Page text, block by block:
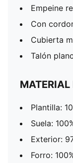
Empeine
Con
Cubierta
Talón
Plantilla:
Suela:
Exterior:
Forro: